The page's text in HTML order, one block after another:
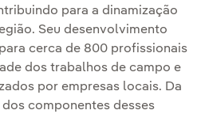
para a dinamização
Seu desenvolvimento
cerca de 800 profissionais
dos trabalhos de campo e
por empresas locais. Da
componentes desses